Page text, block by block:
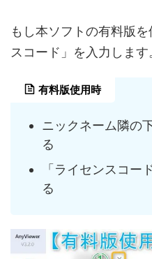
もし本ソフトの有料版
スコード」を入力します
有料版使用時
ニックネーム隣の
る
「ライセンスコー
る